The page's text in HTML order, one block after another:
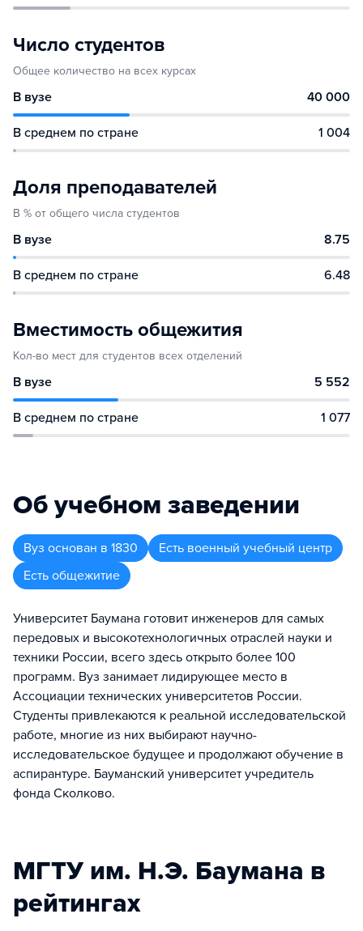
Число студентов
Общее количество на всех курсах
В вузе 40 000
В среднем по стране 1 004
Доля преподавателей
В % от общего числа студентов
В вузе 8.75
В среднем по стране 6.48
Вместимость общежития
Кол-во мест для студентов всех отделений
В вузе 5 552
В среднем по стране 1 077
Об учебном заведении
Вуз основан в 1830
Есть военный учебный центр
Есть общежитие
Университет Баумана готовит инженеров для самых
передовых и высокотехнологичных отраслей науки и
техники России, всего здесь открыто более 100
программ. Вуз занимает лидирующее место в
Ассоциации технических университетов России.
Студенты привлекаются к реальной исследовательской
работе, многие из них выбирают научно-
исследовательское будущее и продолжают обучение в
аспирантуре. Бауманский университет учредитель
фонда Сколково.
МГТУ им. Н.Э. Баумана в
рейтингах